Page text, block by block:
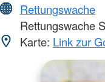
Rettungswache
Rettungswache
Karte: Link zur